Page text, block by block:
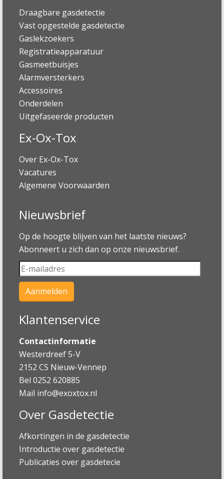
Draagbare gasdetectie
Vast opgestelde gasdetectie
Gaslekzoekers
Registratieapparatuur
Gasmeetbuisjes
Alarmversterkers
Accessoires
Onderdelen
Uitgefaseerde producten
Ex-Ox-Tox
Over Ex-Ox-Tox
Vacatures
Algemene Voorwaarden
Nieuwsbrief
Op de hoogte blijven van het laatste nieuws?
Abonneert u zich dan op onze nieuwsbrief.
Klantenservice
Contactinformatie
Westerdreef 5-V
2152 CS Nieuw-Vennep
Bel 0252 620885
Mail info@exoxtox.nl
Over Gasdetectie
Afkortingen in de gasdetectie
Introductie over gasdetectie
Publicaties over gasdetecie